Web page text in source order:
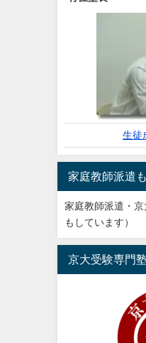
生徒
家庭教師派遣
家庭教師派遣・
もしています）
京大受験専門